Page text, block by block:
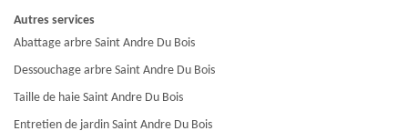
Autres services
Abattage arbre Saint Andre Du Bois
Dessouchage arbre Saint Andre Du Bois
Taille de haie Saint Andre Du Bois
Entretien de jardin Saint Andre Du Bois